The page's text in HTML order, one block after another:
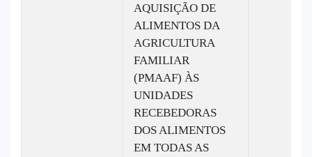
AQUISIÇÃO DE
ALIMENTOS DA
AGRICULTURA
FAMILIAR
(PMAAF) ÀS
UNIDADES
RECEBEDORAS
DOS ALIMENTOS
EM TODAS AS